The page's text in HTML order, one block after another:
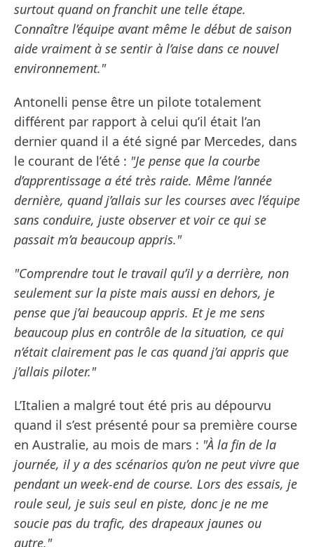
surtout quand on franchit une telle étape.
Connaître l’équipe avant même le début de saison
aide vraiment à se sentir à l’aise dans ce nouvel
environnement."
Antonelli pense être un pilote totalement
différent par rapport à celui qu’il était l’an
dernier quand il a été signé par Mercedes, dans
le courant de l’été : "Je pense que la courbe
d’apprentissage a été très raide. Même l’année
dernière, quand j’allais sur les courses avec l’équipe
sans conduire, juste observer et voir ce qui se
passait m’a beaucoup appris."
"Comprendre tout le travail qu’il y a derrière, non
seulement sur la piste mais aussi en dehors, je
pense que j’ai beaucoup appris. Et je me sens
beaucoup plus en contrôle de la situation, ce qui
n’était clairement pas le cas quand j’ai appris que
j’allais piloter."
L’Italien a malgré tout été pris au dépourvu
quand il s’est présenté pour sa première course
en Australie, au mois de mars : "À la fin de la
journée, il y a des scénarios qu’on ne peut vivre que
pendant un week-end de course. Lors des essais, je
roule seul, je suis seul en piste, donc je ne me
soucie pas du trafic, des drapeaux jaunes ou
autre."